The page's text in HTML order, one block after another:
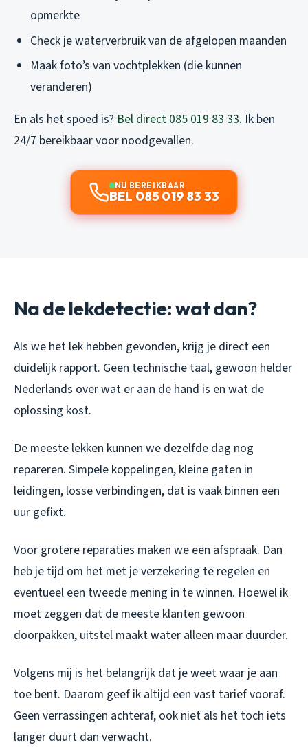
opmerkte
Check je waterverbruik van de afgelopen maanden
Maak foto’s van vochtplekken (die kunnen
veranderen)
En als het spoed is? Bel direct 085 019 83 33. Ik ben
24/7 bereikbaar voor noodgevallen.
NU BEREIKBAAR
BEL 085 019 83 33
Na de lekdetectie: wat dan?
Als we het lek hebben gevonden, krijg je direct een
duidelijk rapport. Geen technische taal, gewoon helder
Nederlands over wat er aan de hand is en wat de
oplossing kost.
De meeste lekken kunnen we dezelfde dag nog
repareren. Simpele koppelingen, kleine gaten in
leidingen, losse verbindingen, dat is vaak binnen een
uur gefixt.
Voor grotere reparaties maken we een afspraak. Dan
heb je tijd om het met je verzekering te regelen en
eventueel een tweede mening in te winnen. Hoewel ik
moet zeggen dat de meeste klanten gewoon
doorpakken, uitstel maakt water alleen maar duurder.
Volgens mij is het belangrijk dat je weet waar je aan
toe bent. Daarom geef ik altijd een vast tarief vooraf.
Geen verrassingen achteraf, ook niet als het toch iets
langer duurt dan verwacht.